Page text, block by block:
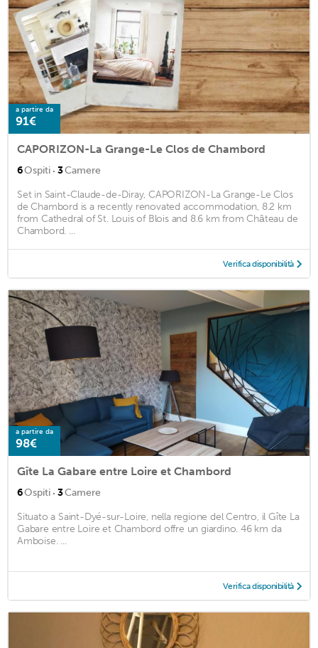
a partire da
91€
CAPORIZON-La Grange-Le Clos de Chambord
6Ospiti · 3Camere
Set in Saint-Claude-de-Diray, CAPORIZON-La Grange-Le Clos
de Chambord is a recently renovated accommodation, 8.2 km
from Cathedral of St. Louis of Blois and 8.6 km from Château de
Chambord. ...
Verifica disponibilità
a partire da
98€
Gîte La Gabare entre Loire et Chambord
6Ospiti · 3Camere
Situato a Saint-Dyé-sur-Loire, nella regione del Centro, il Gîte La
Gabare entre Loire et Chambord offre un giardino. 46 km da
Amboise. ...
Verifica disponibilità